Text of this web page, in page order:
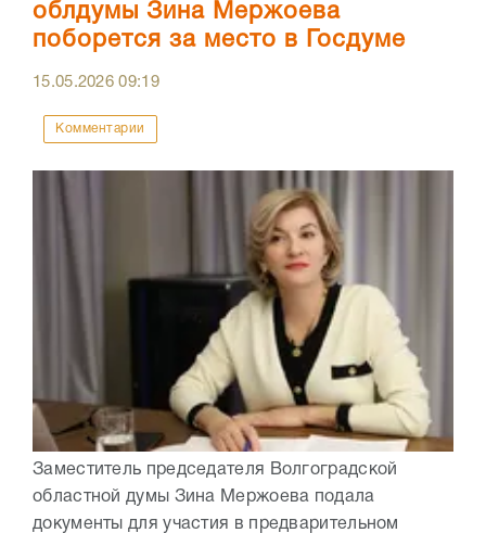
облдумы Зина Мержоева
поборется за место в Госдуме
15.05.202609:19
Комментарии
Заместитель председателя Волгоградской
областной думы Зина Мержоева подала
документы для участия в предварительном